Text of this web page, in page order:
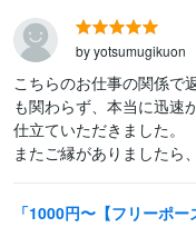
by yotsumugikuon
こちらのお仕事の関係で
も関わらず、本当に迅速
仕立ていただきました。
またご縁がありましたら